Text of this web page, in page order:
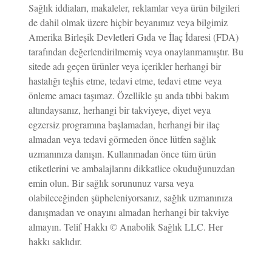
Sağlık iddiaları, makaleler, reklamlar veya ürün bilgileri
de dahil olmak üzere hiçbir beyanımız veya bilgimiz
Amerika Birleşik Devletleri Gıda ve İlaç İdaresi (FDA)
tarafından değerlendirilmemiş veya onaylanmamıştır. Bu
sitede adı geçen ürünler veya içerikler herhangi bir
hastalığı teşhis etme, tedavi etme, tedavi etme veya
önleme amacı taşımaz. Özellikle şu anda tıbbi bakım
altındaysanız, herhangi bir takviyeye, diyet veya
egzersiz programına başlamadan, herhangi bir ilaç
almadan veya tedavi görmeden önce lütfen sağlık
uzmanınıza danışın. Kullanmadan önce tüm ürün
etiketlerini ve ambalajlarını dikkatlice okuduğunuzdan
emin olun. Bir sağlık sorununuz varsa veya
olabileceğinden şüpheleniyorsanız, sağlık uzmanınıza
danışmadan ve onayını almadan herhangi bir takviye
almayın. Telif Hakkı © Anabolik Sağlık LLC. Her
hakkı saklıdır.